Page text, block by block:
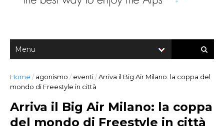
Home / agonismo / eventi/Arriva il Big Air Milano: la coppa del
mondo di Freestyle in città
Arriva il Big Air Milano: la coppa
del mondo di Freestyle in città